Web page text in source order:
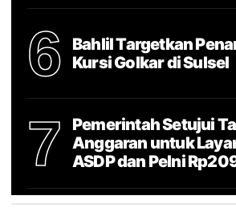
6
Bahlil Targetkan
Kursi Golkar di Sulsel
7
Pemerintah Setujui
Anggaran untuk
ASDP dan Pelni